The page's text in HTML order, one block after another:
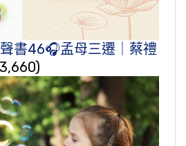
書46🎧孟母三遷｜蔡禮